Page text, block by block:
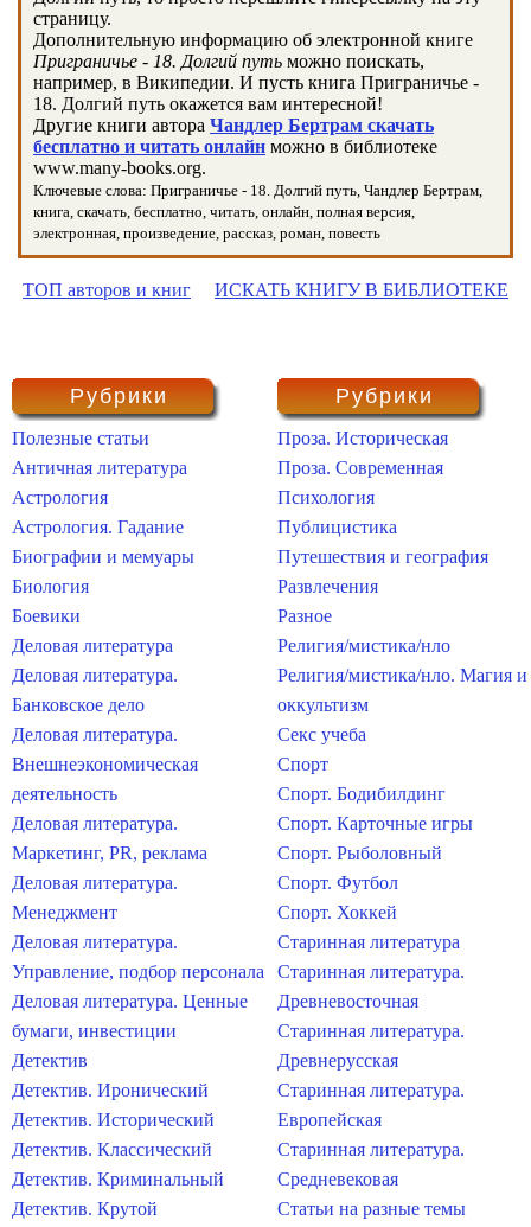
страницу.
Дополнительную информацию об электронной книге
Приграничье - 18. Долгий путь можно поискать,
например, в Википедии. И пусть книга Приграничье -
18. Долгий путь окажется вам интересной!
Другие книги автора Чандлер Бертрам скачать
бесплатно и читать онлайн можно в библиотеке
www.many-books.org.
Ключевые слова: Приграничье - 18. Долгий путь, Чандлер Бертрам,
книга, скачать, бесплатно, читать, онлайн, полная версия,
электронная, произведение, рассказ, роман, повесть
ТОП авторов и книг ИСКАТЬ КНИГУ В БИБЛИОТЕКЕ
Рубрики
Полезные статьи
Античная литература
Астрология
Астрология. Гадание
Биографии и мемуары
Биология
Боевики
Деловая литература
Деловая литература.
Банковское дело
Деловая литература.
Внешнеэкономическая
деятельность
Деловая литература.
Маркетинг, PR, реклама
Деловая литература.
Менеджмент
Деловая литература.
Управление, подбор персонала
Деловая литература. Ценные
бумаги, инвестиции
Детектив
Детектив. Иронический
Детектив. Исторический
Детектив. Классический
Детектив. Криминальный
Детектив. Крутой
Рубрики
Проза. Историческая
Проза. Современная
Психология
Публицистика
Путешествия и география
Развлечения
Разное
Религия/мистика/нло
Религия/мистика/нло. Магия и
оккультизм
Секс учеба
Спорт
Спорт. Бодибилдинг
Спорт. Карточные игры
Спорт. Рыболовный
Спорт. Футбол
Спорт. Хоккей
Старинная литература
Старинная литература.
Древневосточная
Старинная литература.
Древнерусская
Старинная литература.
Европейская
Старинная литература.
Средневековая
Статьи на разные темы